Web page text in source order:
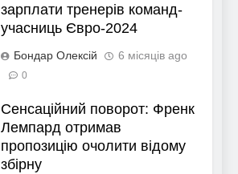
зарплати тренерів команд-
учасниць Євро-2024
Бондар Олексій 6 місяців ago
0
Сенсаційний поворот: Френк
Лемпард отримав
пропозицію очолити відому
збірну